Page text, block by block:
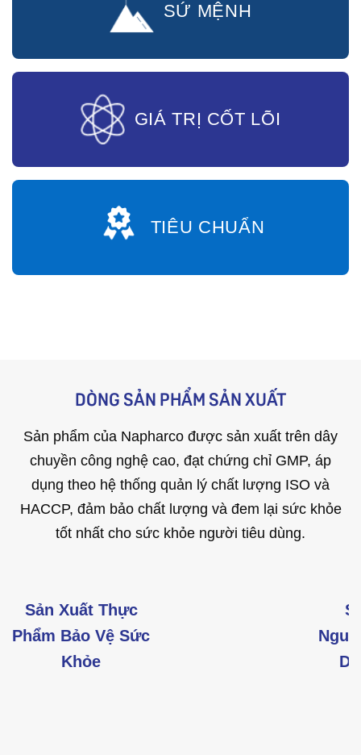
SỨ MỆNH
GIÁ TRỊ CỐT LÕI
TIÊU CHUẨN
DÒNG SẢN PHẨM SẢN XUẤT
Sản phẩm của Napharco được sản xuất trên dây
chuyền công nghệ cao, đạt chứng chỉ GMP, áp
dụng theo hệ thống quản lý chất lượng ISO và
HACCP, đảm bảo chất lượng và đem lại sức khỏe
tốt nhất cho sức khỏe người tiêu dùng.
Sản Xuất Thực
Phẩm Bảo Vệ Sức
Khỏe